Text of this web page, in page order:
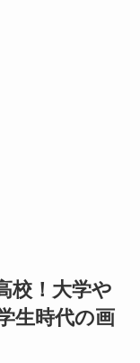
校！大学や
生時代の画